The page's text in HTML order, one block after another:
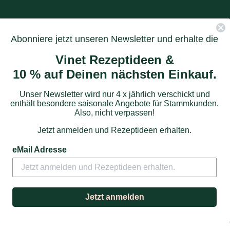
Abonniere jetzt unseren Newsletter und erhalte die
Vinet Rezeptideen &
10 % auf Deinen nächsten Einkauf.
Unser Newsletter wird nur 4 x jährlich verschickt und
enthält besondere saisonale Angebote für Stammkunden.
Also, nicht verpassen!
Jetzt anmelden und Rezeptideen erhalten.
eMail Adresse
Jetzt anmelden